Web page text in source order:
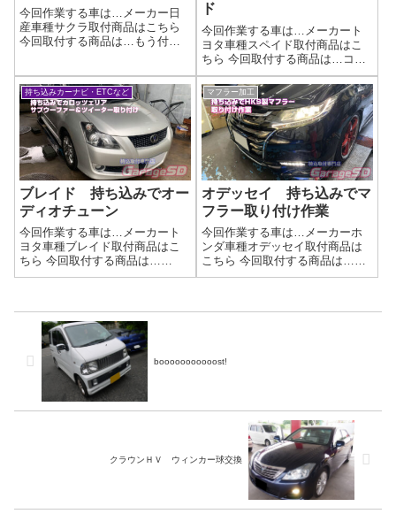
今回作業する車は…メーカー日
産車種サクラ取付商品はこちら
今回取付する商品は…もう付い
Amazonで購入できるので、その
部品があればこんな感じに純正
位置に取り付けできます。作業
完了同...
ド
今回作業する車は…メーカート
ヨタ車種スペイド取付商品はこ
ちら 今回取付する商品は…コム
テック ZDR065 前後ドラレコ
作業写真📢 持ち込みOK！ドライ
ブレコーダー取り付けサービス
🚗持ち込みドライブレコーダ
ー、プロの技でスッキリ取り付
け！ネ...
持ち込みカーナビ・ETCなど
ブレイド 持ち込みでオー
ディオチューン
今回作業する車は…メーカート
ヨタ車種ブレイド取付商品はこ
ちら 今回取付する商品は…
carrozzeria サブウーファー TS-
ですサブウーファー持ち込...
マフラー加工
オデッセイ 持ち込みでマ
フラー取り付け作業
今回作業する車は…メーカーホ
ンダ車種オデッセイ取付商品は
こちら 今回取付する商品は…
HKS製マフラー新品だとガスケ
booooooooooost!
クラウンＨＶ ウィンカー球交換